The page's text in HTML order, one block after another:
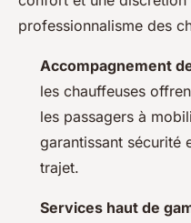
professionnalisme des
Accompagnement
les chauffeuses
les passagers à
garantissant sécurité
trajet.
Services haut de